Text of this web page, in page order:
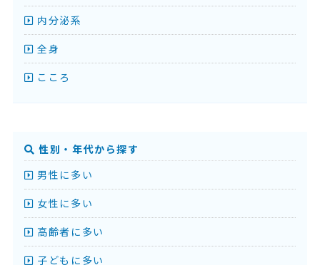
内分泌系
全身
こころ
性別・年代から探す
男性に多い
女性に多い
高齢者に多い
子どもに多い